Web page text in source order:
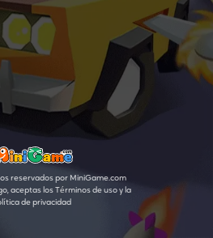
reservados por MiniGame.com
aceptas los Términos de uso y la
de privacidad